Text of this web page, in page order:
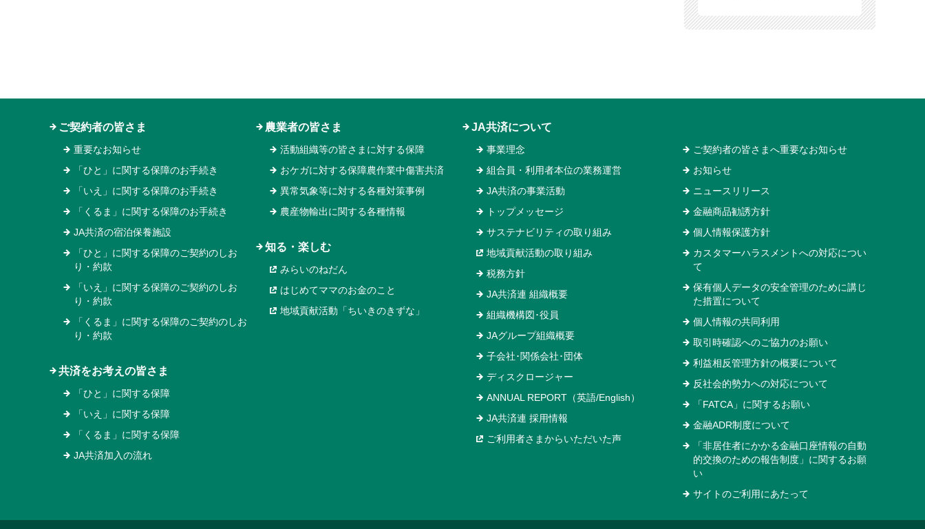
ご契約者の皆さま
重要なお知らせ
「ひと」に関する保障のお手続き
「いえ」に関する保障のお手続き
「くるま」に関する保障のお手続き
JA共済の宿泊保養施設
「ひと」に関する保障のご契約のしお
り・約款
「いえ」に関する保障のご契約のしお
り・約款
「くるま」に関する保障のご契約のしお
り・約款
共済をお考えの皆さま
「ひと」に関する保障
「いえ」に関する保障
「くるま」に関する保障
JA共済加入の流れ
農業者の皆さま
活動組織等の皆さまに対する保障
おケガに対する保障農作業中傷害共済
異常気象等に対する各種対策事例
農産物輸出に関する各種情報
知る・楽しむ
みらいのねだん
はじめてママのお金のこと
地域貢献活動「ちいきのきずな」
JA共済について
事業理念
組合員・利用者本位の業務運営
JA共済の事業活動
トップメッセージ
サステナビリティの取り組み
地域貢献活動の取り組み
税務方針
JA共済連 組織概要
組織機構図･役員
JAグループ組織概要
子会社･関係会社･団体
ディスクロージャー
ANNUAL REPORT（英語/English）
JA共済連 採用情報
ご利用者さまからいただいた声
ご契約者の皆さまへ重要なお知らせ
お知らせ
ニュースリリース
金融商品勧誘方針
個人情報保護方針
カスタマーハラスメントへの対応につい
て
保有個人データの安全管理のために講じ
た措置について
個人情報の共同利用
取引時確認へのご協力のお願い
利益相反管理方針の概要について
反社会的勢力への対応について
「FATCA」に関するお願い
金融ADR制度について
「非居住者にかかる金融口座情報の自動
的交換のための報告制度」に関するお願
い
サイトのご利用にあたって